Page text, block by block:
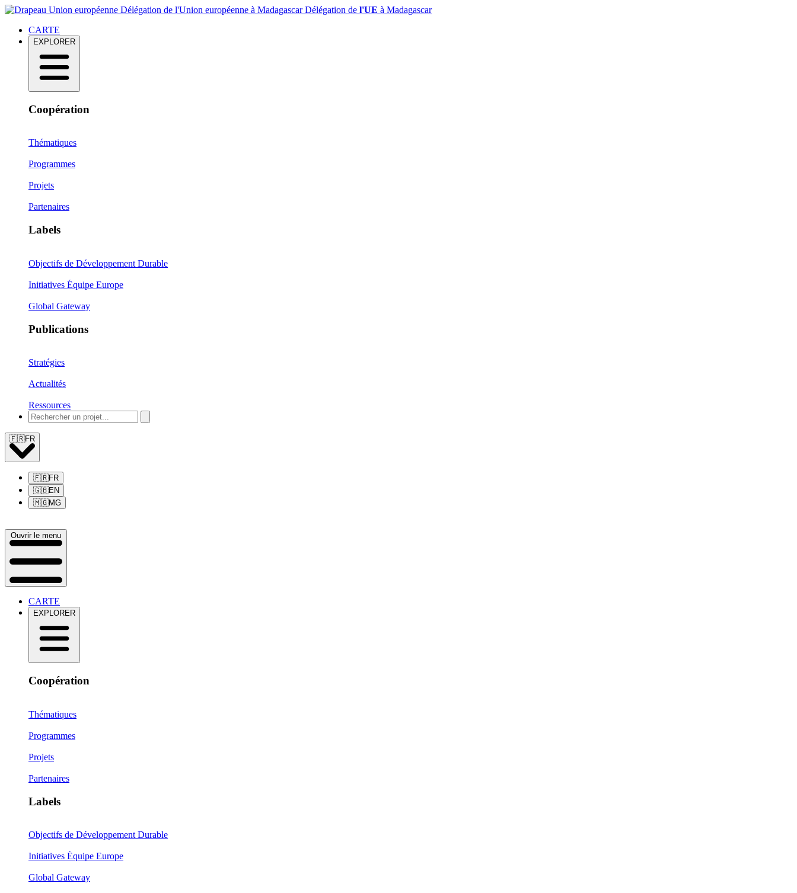
Délégation de l'Union européenne à MadagascarDélégation de l'UE à Madagascar
CARTE
EXPLORER
Coopération
Thématiques
Programmes
Projets
Partenaires
Labels
Objectifs de Développement Durable
Initiatives Équipe Europe
Global Gateway
Publications
Stratégies
Actualités
Ressources
🇫🇷FR
🇫🇷FR
🇬🇧EN
🇲🇬MG
Ouvrir le menu
CARTE
EXPLORER
Coopération
Thématiques
Programmes
Projets
Partenaires
Labels
Objectifs de Développement Durable
Initiatives Équipe Europe
Global Gateway